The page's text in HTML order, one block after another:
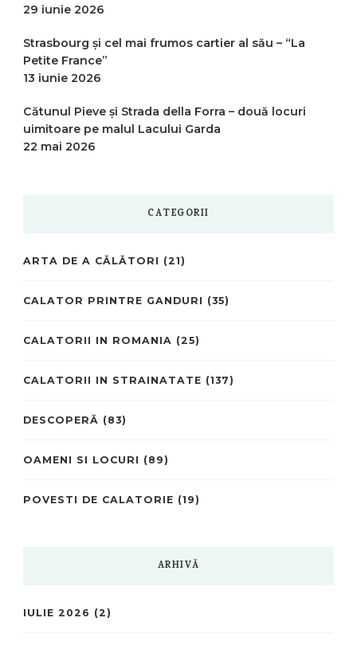
29 iunie 2026
Strasbourg și cel mai frumos cartier al său – “La
Petite France”
13 iunie 2026
Cătunul Pieve și Strada della Forra – două locuri
uimitoare pe malul Lacului Garda
22 mai 2026
CATEGORII
ARTA DE A CĂLĂTORI (21)
CALATOR PRINTRE GANDURI (35)
CALATORII IN ROMANIA (25)
CALATORII IN STRAINATATE (137)
DESCOPERĂ (83)
OAMENI SI LOCURI (89)
POVESTI DE CALATORIE (19)
ARHIVĂ
IULIE 2026 (2)